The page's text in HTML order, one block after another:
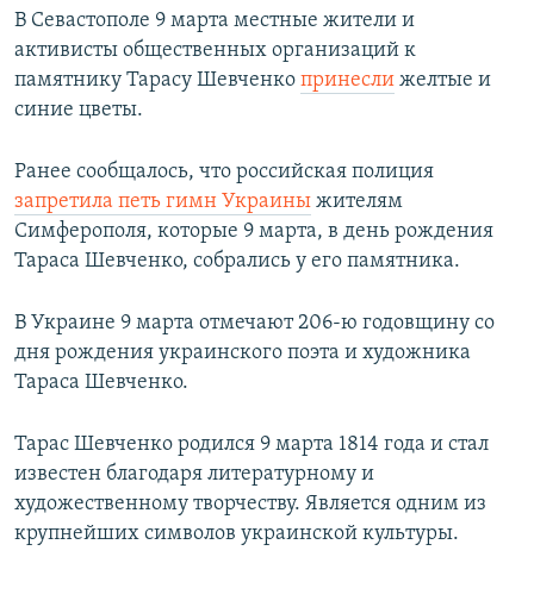
В Севастополе 9 марта местные жители и
активисты общественных организаций к
памятнику Тарасу Шевченко принесли желтые и
синие цветы.
Ранее сообщалось, что российская полиция
запретила петь гимн Украины жителям
Симферополя, которые 9 марта, в день рождения
Тараса Шевченко, собрались у его памятника.
В Украине 9 марта отмечают 206-ю годовщину со
дня рождения украинского поэта и художника
Тараса Шевченко.
Тарас Шевченко родился 9 марта 1814 года и стал
известен благодаря литературному и
художественному творчеству. Является одним из
крупнейших символов украинской культуры.